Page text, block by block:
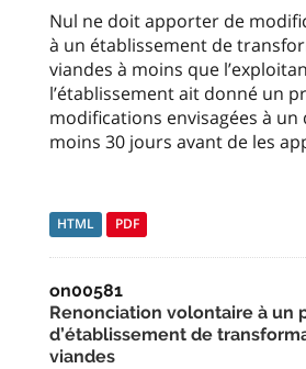
Nul ne doit apporter de
à un établissement de
viandes à moins que
l’établissement ait donné un
modifications envisagées à
moins 30 jours avant de les
HTML PDF
on00581
Renonciation volontaire à un
d’établissement de
viandes